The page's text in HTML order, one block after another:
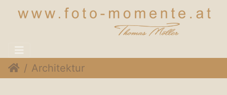
Architektur